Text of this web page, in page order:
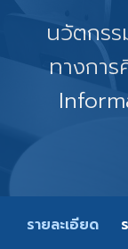
นวัตกรร
ทางกา
รายละเอียด